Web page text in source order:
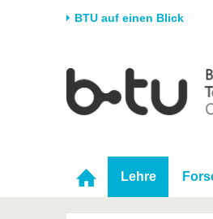
BTU auf einen Blick
Universität
Karriere & Engagement
Partnerschaften &
Strukturwandel
Lehre